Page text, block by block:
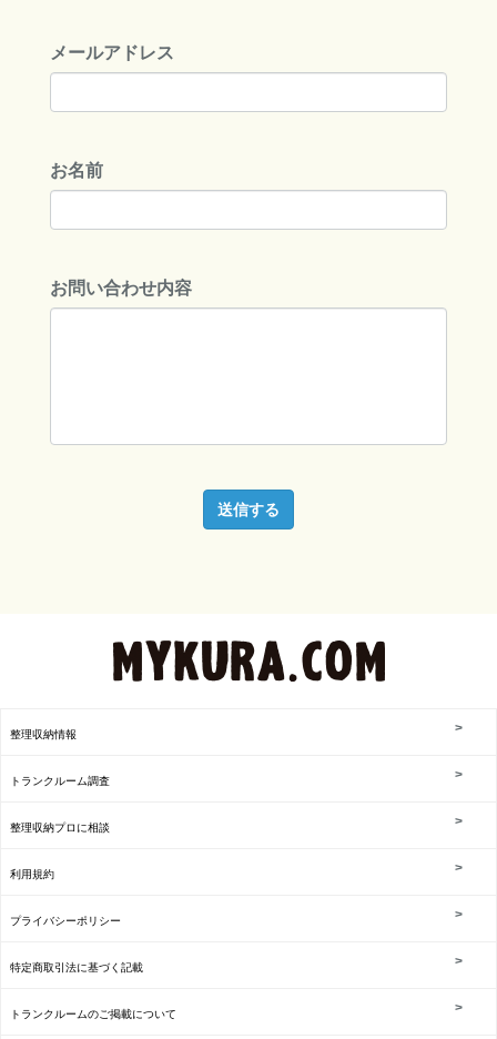
メールアドレス
お名前
お問い合わせ内容
送信する
整理収納情報
トランクルーム調査
整理収納プロに相談
利用規約
プライバシーポリシー
特定商取引法に基づく記載
トランクルームのご掲載について